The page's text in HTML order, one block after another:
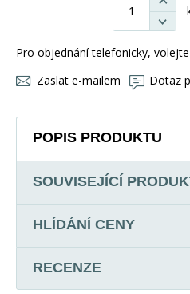
Pro objednání telefonicky,
Zaslat e-mailem
Dotaz
POPIS PRODUKTU
SOUVISEJÍCÍ
HLÍDÁNÍ CENY
RECENZE